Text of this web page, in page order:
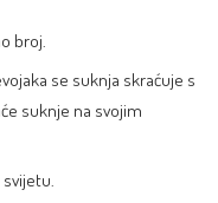
broj.
se suknja skraćuje s
suknje na svojim